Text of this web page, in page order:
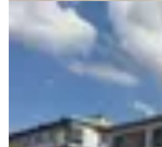
MANZARALI
%9
1+1